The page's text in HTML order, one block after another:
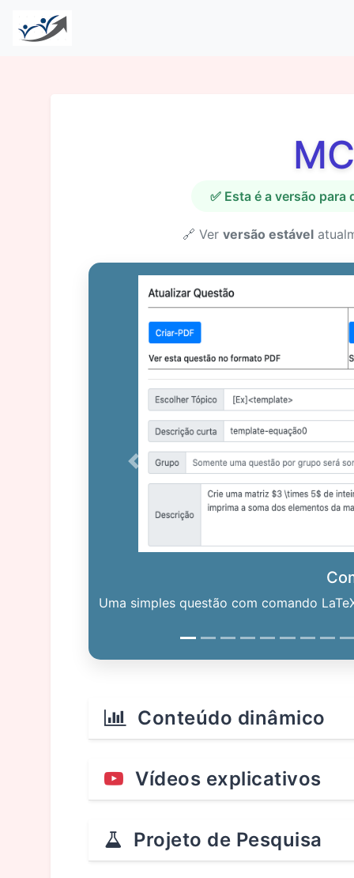
✅ Esta é a versão
🔗 Ver versão estável
Uma simples questão com comando
Previous
Conteúdo dinâmico
Vídeos explicativos
Projeto de Pesquisa